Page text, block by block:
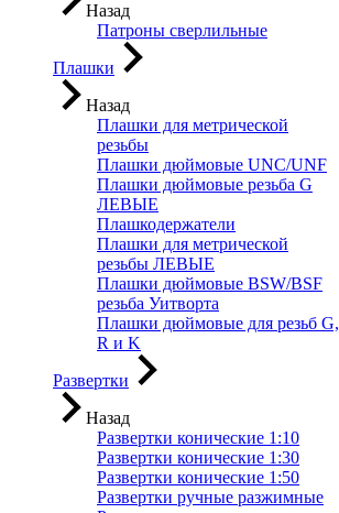
Назад
Патроны сверлильные
Плашки
Назад
Плашки для метрической
резьбы
Плашки дюймовые UNC/UNF
Плашки дюймовые резьба G
ЛЕВЫЕ
Плашкодержатели
Плашки для метрической
резьбы ЛЕВЫЕ
Плашки дюймовые BSW/BSF
резьба Уитворта
Плашки дюймовые для резьб G,
R и K
Развертки
Назад
Развертки конические 1:10
Развертки конические 1:30
Развертки конические 1:50
Развертки ручные разжимные